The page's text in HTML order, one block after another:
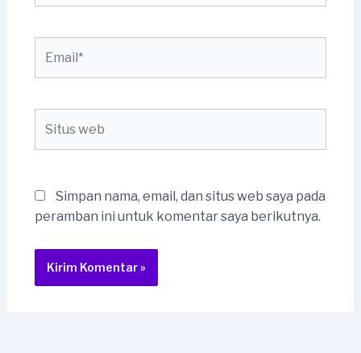
web
Simpan nama, email, dan situs web saya pada
peramban ini untuk komentar saya berikutnya.